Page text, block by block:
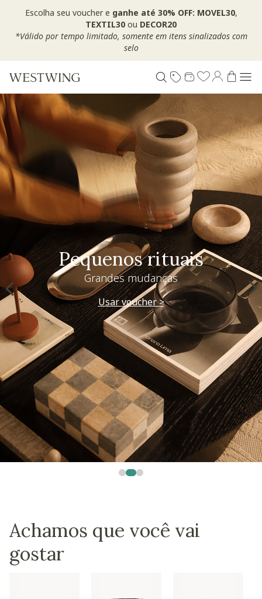
Escolha seu voucher e ganhe até 30% OFF: MOVEL30,
TEXTIL30 ou DECOR20
*Válido por tempo limitado, somente em itens sinalizados com
selo
Pequenos rituais
Grandes mudanças
Usar voucher >
Achamos que você vai
gostar